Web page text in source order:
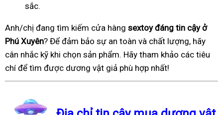
sắc.
Anh/chị đang tìm kiếm cửa hàng sextoy đáng tin cậy ở
Phú Xuyên? Để đảm bảo sự an toàn và chất lượng, hãy
cân nhắc kỹ khi chọn sản phẩm. Hãy tham khảo các tiêu
chí để tìm được dương vật giả phù hợp nhất!